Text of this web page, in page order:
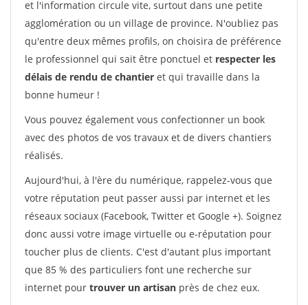
et l'information circule vite, surtout dans une petite
agglomération ou un village de province. N'oubliez pas
qu'entre deux mêmes profils, on choisira de préférence
le professionnel qui sait être ponctuel et respecter les
délais de rendu de chantier et qui travaille dans la
bonne humeur !
Vous pouvez également vous confectionner un book
avec des photos de vos travaux et de divers chantiers
réalisés.
Aujourd'hui, à l'ère du numérique, rappelez-vous que
votre réputation peut passer aussi par internet et les
réseaux sociaux (Facebook, Twitter et Google +). Soignez
donc aussi votre image virtuelle ou e-réputation pour
toucher plus de clients. C'est d'autant plus important
que 85 % des particuliers font une recherche sur
internet pour trouver un artisan près de chez eux.